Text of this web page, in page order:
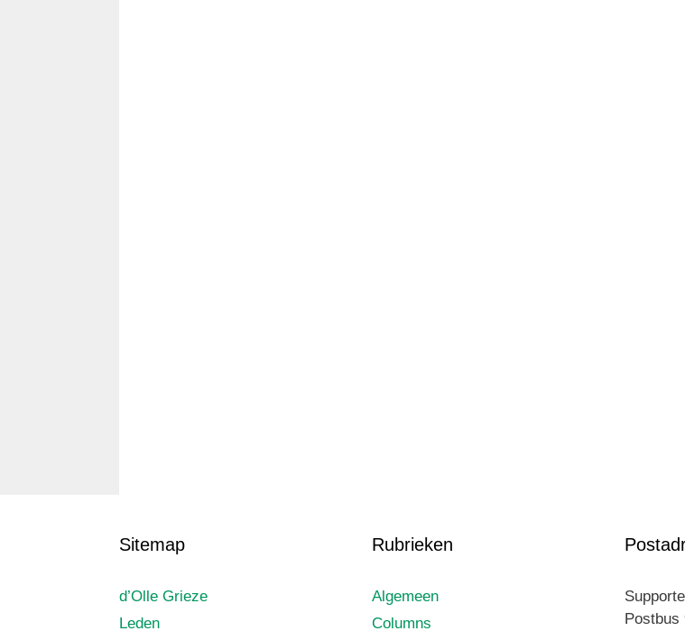
Sitemap
d’Olle Grieze
Leden
Rubrieken
Algemeen
Columns
Postbus